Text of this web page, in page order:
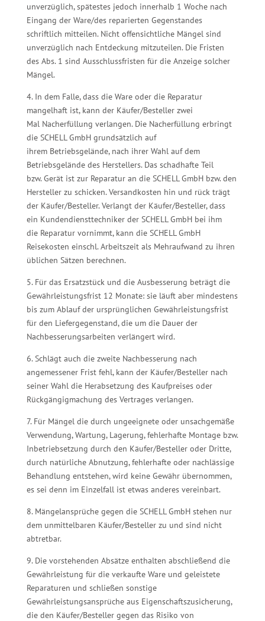
unverzüglich, spätestes jedoch innerhalb 1 Woche nach
Eingang der Ware/des reparierten Gegenstandes
schriftlich mitteilen. Nicht offensichtliche Mängel sind
unverzüglich nach Entdeckung mitzuteilen. Die Fristen
des Abs. 1 sind Ausschlussfristen für die Anzeige solcher
Mängel.
4. In dem Falle, dass die Ware oder die Reparatur
mangelhaft ist, kann der Käufer/Besteller zwei
Mal Nacherfüllung verlangen. Die Nacherfüllung erbringt
die SCHELL GmbH grundsätzlich auf
ihrem Betriebsgelände, nach ihrer Wahl auf dem
Betriebsgelände des Herstellers. Das schadhafte Teil
bzw. Gerät ist zur Reparatur an die SCHELL GmbH bzw. den
Hersteller zu schicken. Versandkosten hin und rück trägt
der Käufer/Besteller. Verlangt der Käufer/Besteller, dass
ein Kundendiensttechniker der SCHELL GmbH bei ihm
die Reparatur vornimmt, kann die SCHELL GmbH
Reisekosten einschl. Arbeitszeit als Mehraufwand zu ihren
üblichen Sätzen berechnen.
5. Für das Ersatzstück und die Ausbesserung beträgt die
Gewährleistungsfrist 12 Monate: sie läuft aber mindestens
bis zum Ablauf der ursprünglichen Gewährleistungsfrist
für den Liefergegenstand, die um die Dauer der
Nachbesserungsarbeiten verlängert wird.
6. Schlägt auch die zweite Nachbesserung nach
angemessener Frist fehl, kann der Käufer/Besteller nach
seiner Wahl die Herabsetzung des Kaufpreises oder
Rückgängigmachung des Vertrages verlangen.
7. Für Mängel die durch ungeeignete oder unsachgemäße
Verwendung, Wartung, Lagerung, fehlerhafte Montage bzw.
Inbetriebsetzung durch den Käufer/Besteller oder Dritte,
durch natürliche Abnutzung, fehlerhafte oder nachlässige
Behandlung entstehen, wird keine Gewähr übernommen,
es sei denn im Einzelfall ist etwas anderes vereinbart.
8. Mängelansprüche gegen die SCHELL GmbH stehen nur
dem unmittelbaren Käufer/Besteller zu und sind nicht
abtretbar.
9. Die vorstehenden Absätze enthalten abschließend die
Gewährleistung für die verkaufte Ware und geleistete
Reparaturen und schließen sonstige
Gewährleistungsansprüche aus Eigenschaftszusicherung,
die den Käufer/Besteller gegen das Risiko von